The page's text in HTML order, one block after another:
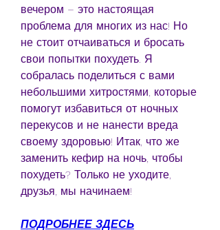
вечером – это настоящая
проблема для многих из нас! Но
не стоит отчаиваться и бросать
свои попытки похудеть. Я
собралась поделиться с вами
небольшими хитростями, которые
помогут избавиться от ночных
перекусов и не нанести вреда
своему здоровью! Итак, что же
заменить кефир на ночь, чтобы
похудеть? Только не уходите,
друзья, мы начинаем!
ПОДРОБНЕЕ ЗДЕСЬ